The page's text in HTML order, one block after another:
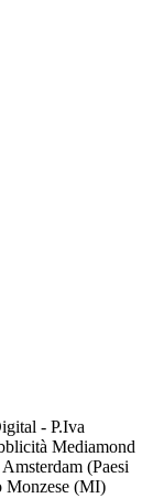
- P.Iva
Mediamond
(Paesi
Monzese (MI)